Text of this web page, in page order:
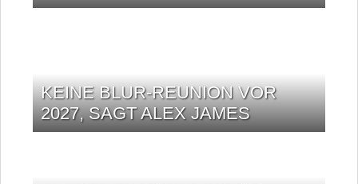
KEINE BLUR-REUNION VOR
2027, SAGT ALEX JAMES